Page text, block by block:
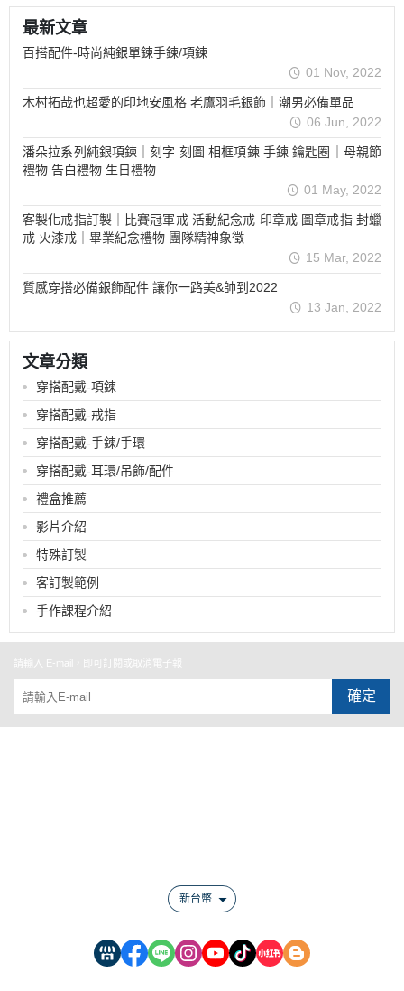
最新文章
百搭配件-時尚純銀單鍊手鍊/項鍊
01 Nov, 2022
木村拓哉也超愛的印地安風格 老鷹羽毛銀飾｜潮男必備單品
06 Jun, 2022
潘朵拉系列純銀項鍊｜刻字 刻圖 相框項鍊 手鍊 鑰匙圈｜母親節
禮物 告白禮物 生日禮物
01 May, 2022
客製化戒指訂製｜比賽冠軍戒 活動紀念戒 印章戒 圖章戒指 封蠟
戒 火漆戒｜畢業紀念禮物 團隊精神象徵
15 Mar, 2022
質感穿搭必備銀飾配件 讓你一路美&帥到2022
13 Jan, 2022
文章分類
穿搭配戴-項鍊
穿搭配戴-戒指
穿搭配戴-手鍊/手環
穿搭配戴-耳環/吊飾/配件
禮盒推薦
影片介紹
特殊訂製
客訂製範例
手作課程介紹
請輸入 E-mail，即可訂閱或取消電子報
確定
新台幣